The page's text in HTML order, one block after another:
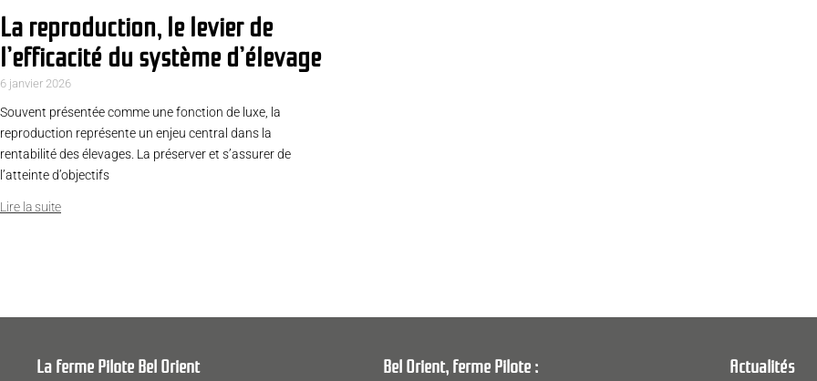
La reproduction, le levier de
l’efficacité du système d’élevage
6 janvier 2026
Souvent présentée comme une fonction de luxe, la
reproduction représente un enjeu central dans la
rentabilité des élevages. La préserver et s’assurer de
l’atteinte d’objectifs
Lire la suite
La ferme Pilote Bel Orient Bel Orient, ferme Pilote : Actualités